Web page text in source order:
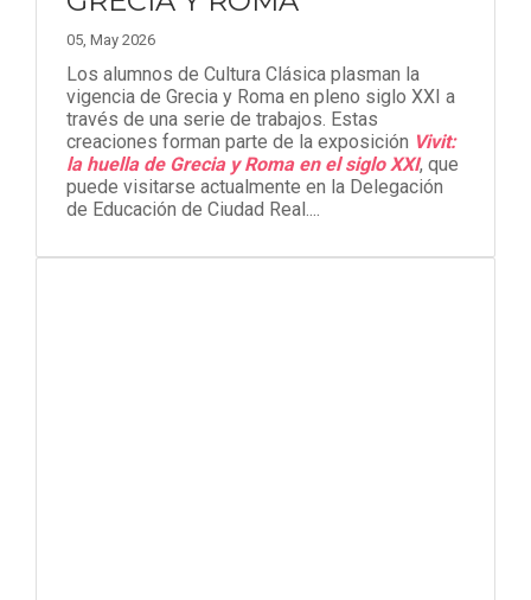
05, May 2026
Los alumnos de Cultura Clásica plasman la
vigencia de Grecia y Roma en pleno siglo XXI a
través de una serie de trabajos. Estas
creaciones forman parte de la exposición Vivit:
la huella de Grecia y Roma en el siglo XXI, que
puede visitarse actualmente en la Delegación
de Educación de Ciudad Real....